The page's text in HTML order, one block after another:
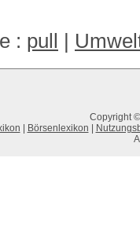
: pull
Copyright
Börsenlexikon